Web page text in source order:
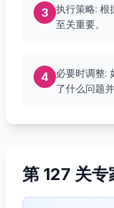
3
执行策略: 根
至关重要。
4
必要时调整:
了什么问题
第 127 关专